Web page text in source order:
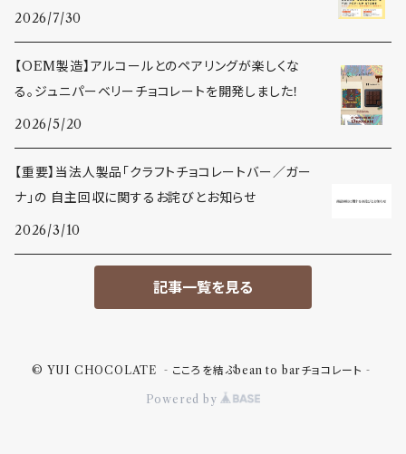
2026/7/30
【OEM製造】アルコールとのペアリングが楽しくな
る。ジュニパーベリーチョコレートを開発しました！
2026/5/20
【重要】当法人製品「クラフトチョコレートバー／ガー
ナ」の 自主回収に関するお詫びとお知らせ
2026/3/10
記事一覧を見る
© YUI CHOCOLATE ‐こころを結ぶbean to barチョコレート‐
Powered by